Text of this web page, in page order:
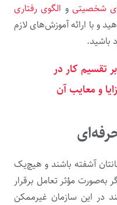
شخصیتی و الگوی رفتاری
و با ارائه آموزش‌های لازم
باشید.
تقسیم کار در
و معایب آن
آشفته باشند و هیچ‌یک
به‌صورت مؤثر تعامل برقرار
در این سازمان غیرممکن